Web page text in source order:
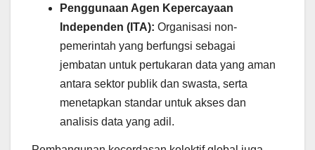
Penggunaan Agen Kepercayaan
Independen (ITA): Organisasi non-
pemerintah yang berfungsi sebagai
jembatan untuk pertukaran data yang aman
antara sektor publik dan swasta, serta
menetapkan standar untuk akses dan
analisis data yang adil.